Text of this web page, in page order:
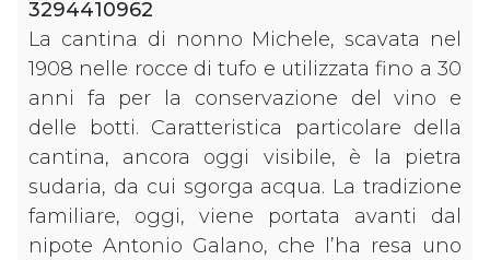
3294410962
La cantina di nonno Michele, scavata nel
1908 nelle rocce di tufo e utilizzata fino a 30
anni fa per la conservazione del vino e
delle botti. Caratteristica particolare della
cantina, ancora oggi visibile, è la pietra
sudaria, da cui sgorga acqua. La tradizione
familiare, oggi, viene portata avanti dal
nipote Antonio Galano, che l’ha resa uno